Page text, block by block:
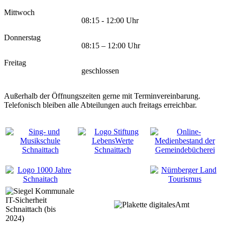
Mittwoch
08:15 - 12:00 Uhr
Donnerstag
08:15 – 12:00 Uhr
Freitag
geschlossen
Außerhalb der Öffnungszeiten gerne mit Terminvereinbarung.
Telefonisch bleiben alle Abteilungen auch freitags erreichbar.